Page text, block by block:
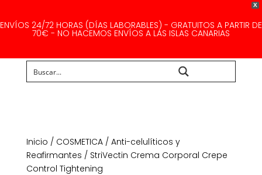
X
ENVÍOS 24/72 HORAS (DÍAS LABORABLES) - GRATUITOS A PARTIR DE
70€ - NO HACEMOS ENVÍOS A LAS ISLAS CANARIAS
Inicio / COSMETICA/ Anti-celulíticos y
Reafirmantes / StriVectin Crema Corporal Crepe
Control Tightening